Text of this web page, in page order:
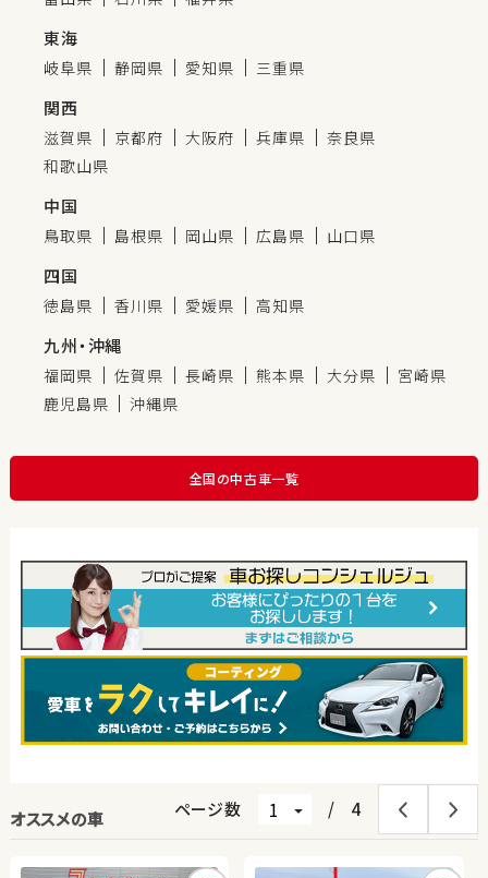
東海
岐阜県 静岡県 愛知県 三重県
関西
滋賀県 京都府 大阪府 兵庫県
奈良県
和歌山県
中国
鳥取県 島根県 岡山県 広島県 山口県
四国
徳島県 香川県 愛媛県 高知県
九州・沖縄
福岡県 佐賀県 長崎県 熊本県 大分県
宮崎県
鹿児島県
沖縄県
全国の中古車一覧
オススメの車 ページ数 / 4